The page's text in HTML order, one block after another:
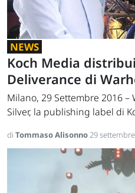
NEWS
Koch Media
Deliverance di
Milano, 29 Settembre 2016 –
Silver, la publishing label di
di Tommaso Alisonno29